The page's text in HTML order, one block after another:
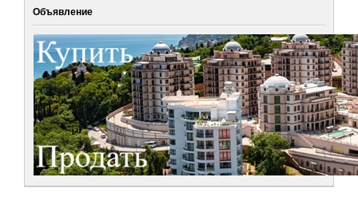
Объявление